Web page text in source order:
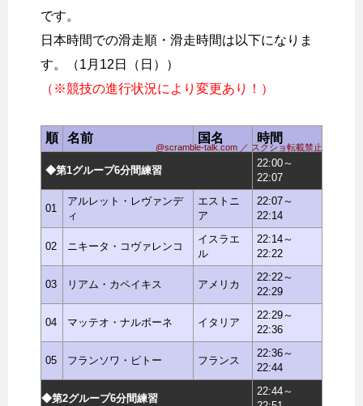
です。
日本時間での滑走順・滑走時間は以下になりま
す。（1月12日（日））
（※競技の進行状況により変更あり！）
@scramble-talk.com ／ スクショ転載禁止
順 名前 国名 時間
◆第1グループ6分間練習
22:00～
22:07
01
アルレット・レヴァンデ
ィ
エストニ
ア
22:07～
22:14
02 ニキータ・コヴァレンコ
イスラエ
ル
22:14～
22:22
03 リアム・カペイキス アメリカ
22:22～
22:29
04 マッテオ・ナルボーネ イタリア
22:29～
22:36
05 フランソワ・ピトー フランス
22:36～
22:44
◆第2グループ6分間練習
22:44～